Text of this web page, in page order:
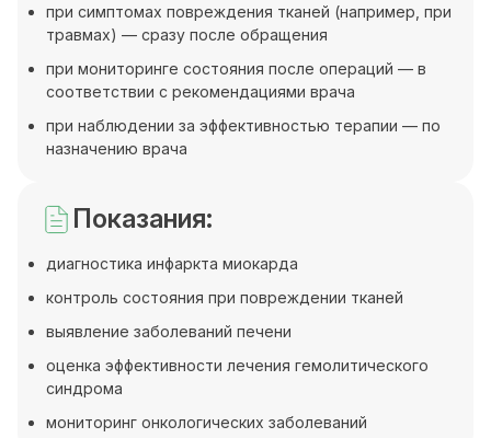
при симптомах повреждения тканей (например, при
травмах) — сразу после обращения
при мониторинге состояния после операций — в
соответствии с рекомендациями врача
при наблюдении за эффективностью терапии — по
назначению врача
Показания:
диагностика инфаркта миокарда
контроль состояния при повреждении тканей
выявление заболеваний печени
оценка эффективности лечения гемолитического
синдрома
мониторинг онкологических заболеваний